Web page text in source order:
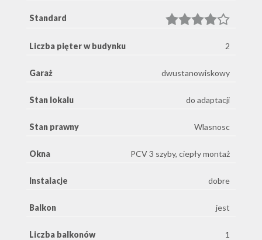
Standard
Liczba pięter w budynku 2
Garaż dwustanowiskowy
Stan lokalu do adaptacji
Stan prawny Wlasnosc
Okna PCV 3 szyby, ciepły montaż
Instalacje dobre
Balkon jest
Liczba balkonów 1